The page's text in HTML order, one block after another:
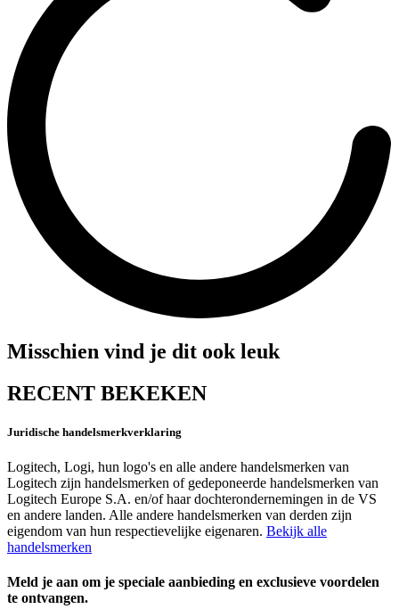
Misschien vind je dit ook leuk
RECENT BEKEKEN
Juridische handelsmerkverklaring
Logitech, Logi, hun logo's en alle andere handelsmerken van
Logitech zijn handelsmerken of gedeponeerde handelsmerken van
Logitech Europe S.A. en/of haar dochterondernemingen in de VS
en andere landen. Alle andere handelsmerken van derden zijn
eigendom van hun respectievelijke eigenaren. Bekijk alle
handelsmerken
Meld je aan om je speciale aanbieding en exclusieve voordelen
te ontvangen.